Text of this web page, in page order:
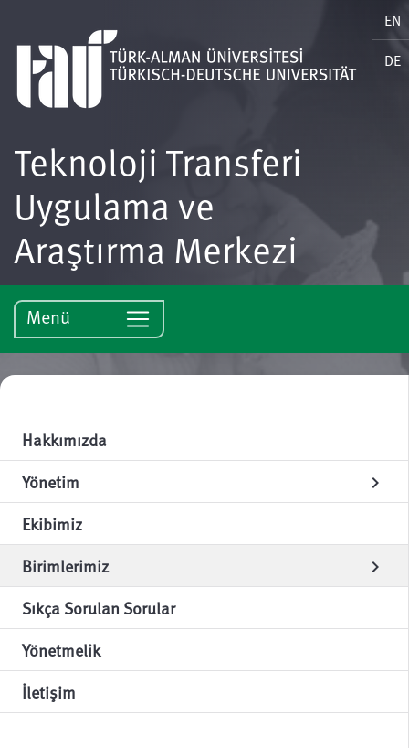
EN
DE
Teknoloji Transferi
Uygulama ve
Araştırma Merkezi
Menü
Hakkımızda
Yönetim
chevron_right
Ekibimiz
Birimlerimiz
chevron_right
Sıkça Sorulan Sorular
Yönetmelik
İletişim